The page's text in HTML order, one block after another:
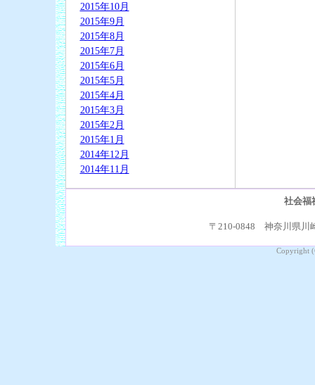
2015年10月
2015年9月
2015年8月
2015年7月
2015年6月
2015年5月
2015年4月
2015年3月
2015年2月
2015年1月
2014年12月
2014年11月
社会福
〒210-0848 神奈川県川
Copyright